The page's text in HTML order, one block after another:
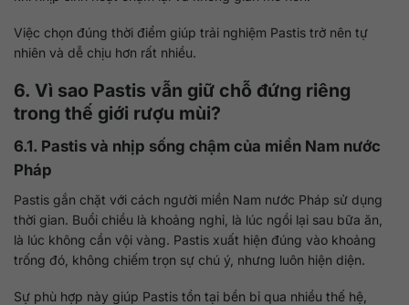
Việc chọn đúng thời điểm giúp trải nghiệm Pastis trở nên tự
nhiên và dễ chịu hơn rất nhiều.
6. Vì sao Pastis vẫn giữ chỗ đứng riêng
trong thế giới rượu mùi?
6.1. Pastis và nhịp sống chậm của miền Nam nước
Pháp
Pastis gắn chặt với cách người miền Nam nước Pháp sử dụng
thời gian. Buổi chiều là khoảng nghỉ, là lúc ngồi lại sau bữa ăn,
là lúc không cần vội vàng. Pastis xuất hiện đúng vào khoảng
trống đó, không chiếm trọn sự chú ý, nhưng luôn hiện diện.
Sự phù hợp này giúp Pastis tồn tại bền bỉ qua nhiều thế hệ,